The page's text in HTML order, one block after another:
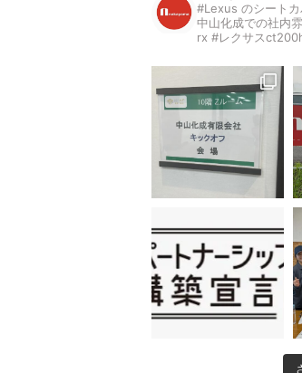
#Lexus のシートカ
中山化成での社内
rx #レクサス